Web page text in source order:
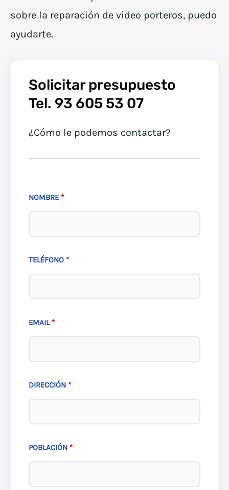
sobre la reparación de video porteros, puedo
ayudarte.
Solicitar presupuesto
Tel. 93 605 53 07
¿Cómo le podemos contactar?
NOMBRE *
TELÉFONO *
EMAIL *
DIRECCIÓN *
POBLACIÓN *